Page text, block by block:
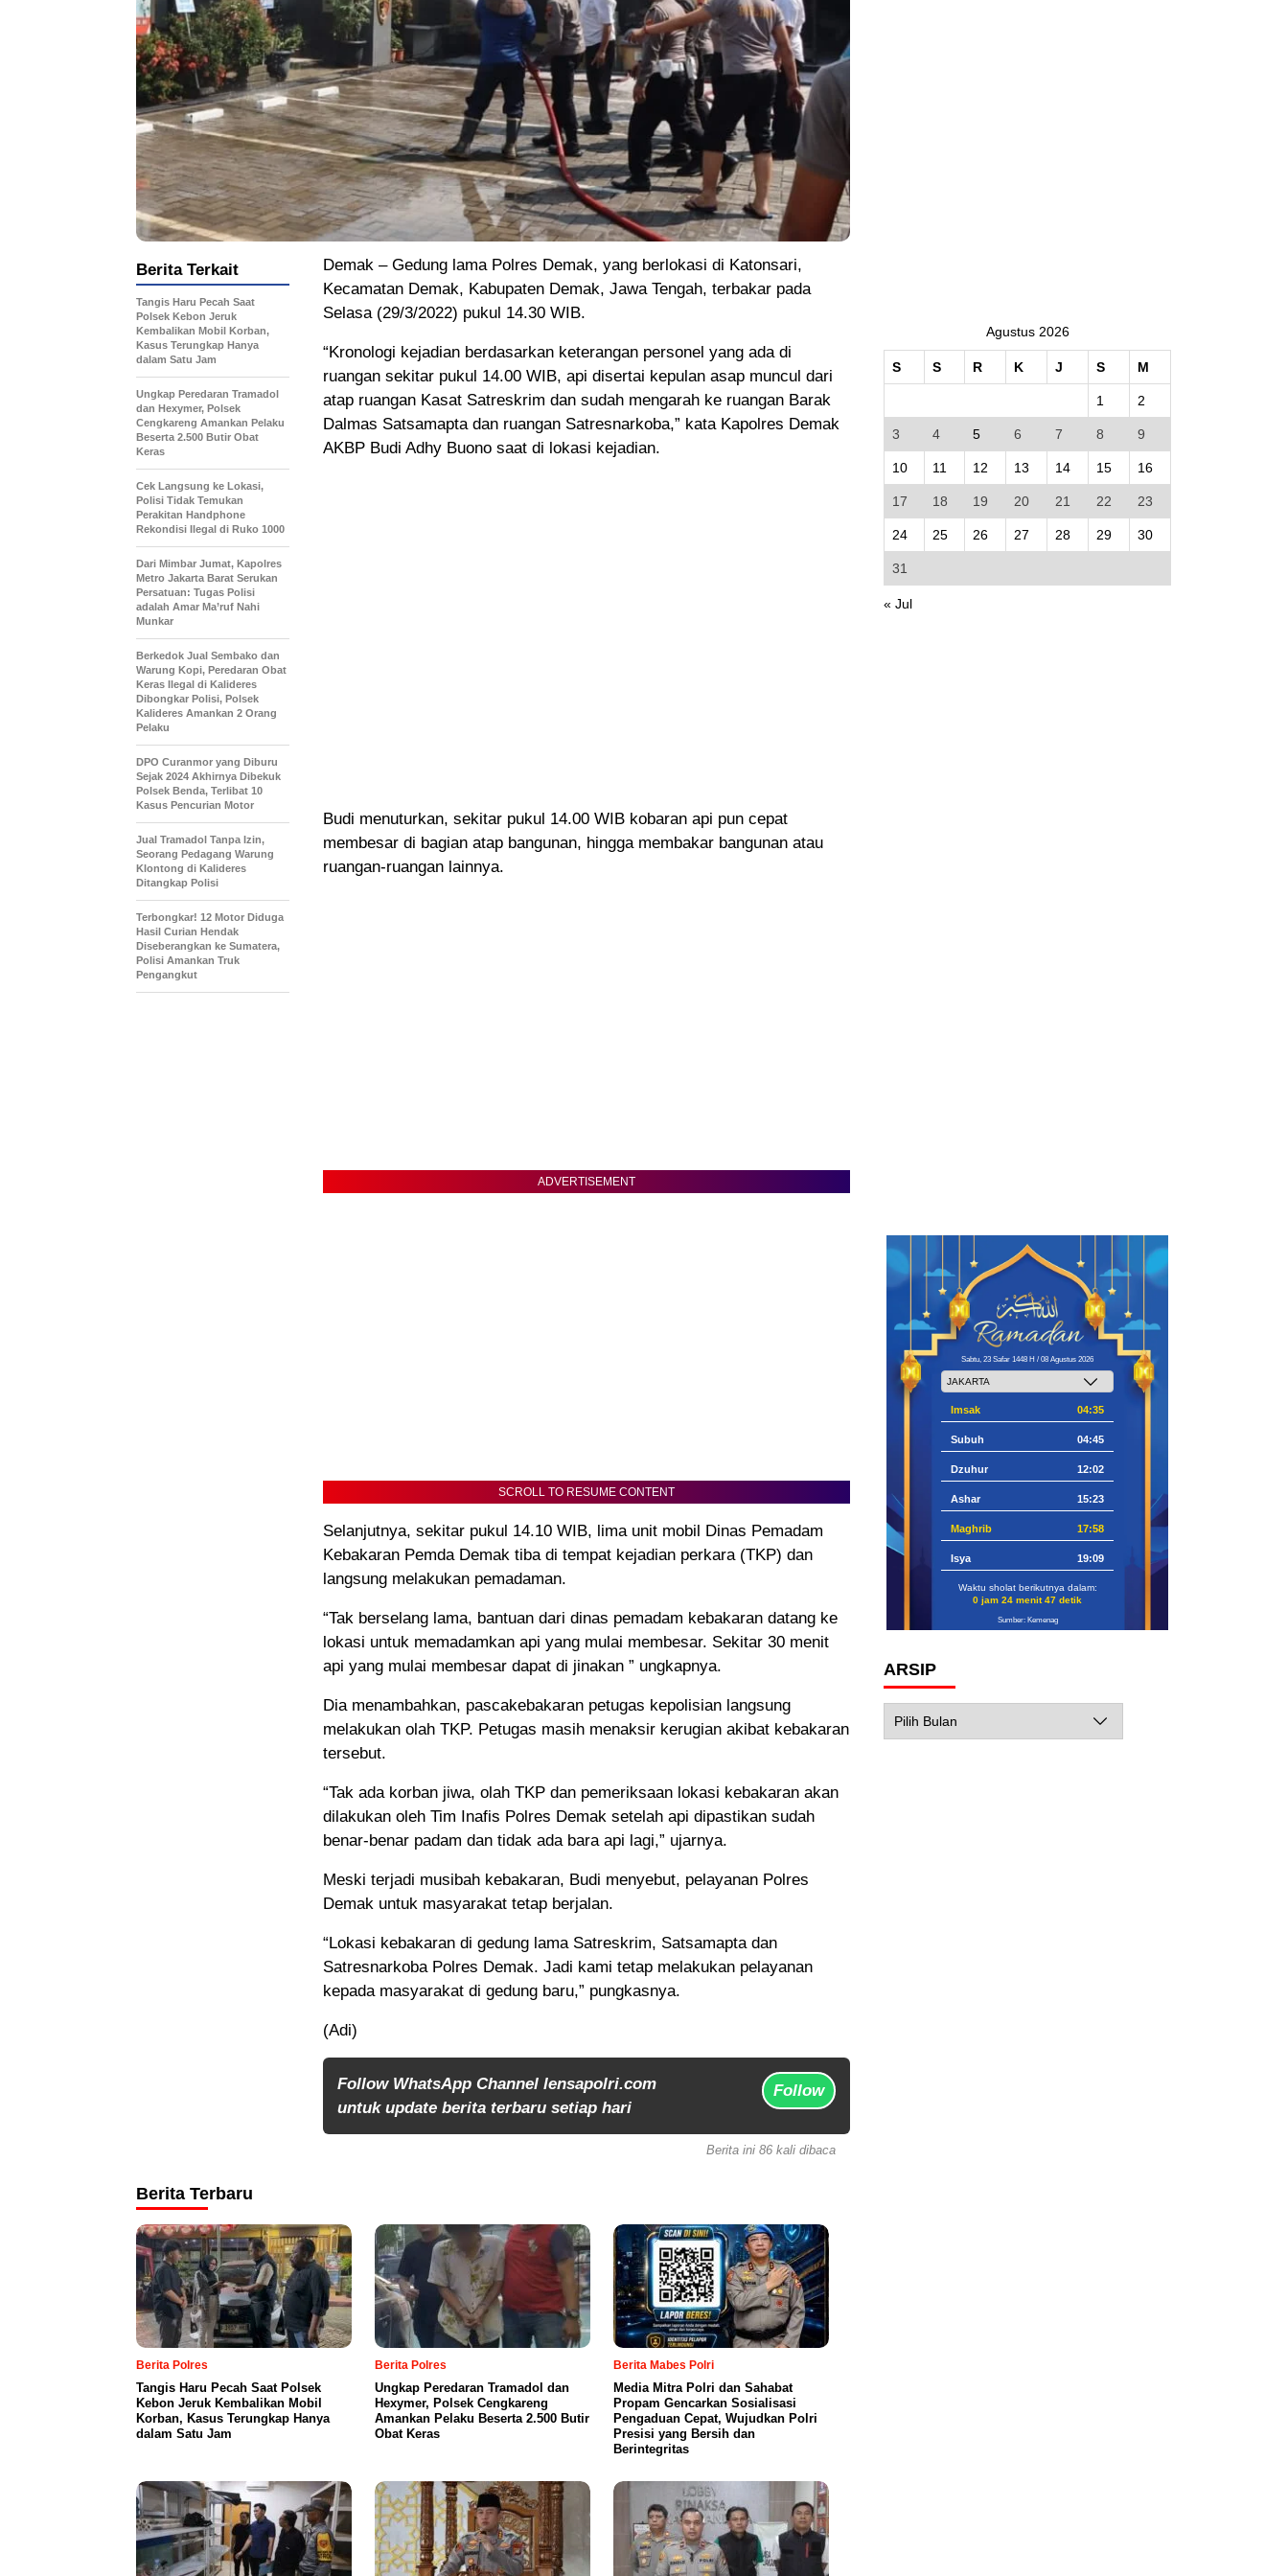
Demak – Gedung lama Polres Demak, yang berlokasi di Katonsari,
Kecamatan Demak, Kabupaten Demak, Jawa Tengah, terbakar pada
Selasa (29/3/2022) pukul 14.30 WIB.
“Kronologi kejadian berdasarkan keterangan personel yang ada di
ruangan sekitar pukul 14.00 WIB, api disertai kepulan asap muncul dari
atap ruangan Kasat Satreskrim dan sudah mengarah ke ruangan Barak
Dalmas Satsamapta dan ruangan Satresnarkoba,” kata Kapolres Demak
AKBP Budi Adhy Buono saat di lokasi kejadian.
Budi menuturkan, sekitar pukul 14.00 WIB kobaran api pun cepat
membesar di bagian atap bangunan, hingga membakar bangunan atau
ruangan-ruangan lainnya.
ADVERTISEMENT
SCROLL TO RESUME CONTENT
Selanjutnya, sekitar pukul 14.10 WIB, lima unit mobil Dinas Pemadam
Kebakaran Pemda Demak tiba di tempat kejadian perkara (TKP) dan
langsung melakukan pemadaman.
“Tak berselang lama, bantuan dari dinas pemadam kebakaran datang ke
lokasi untuk memadamkan api yang mulai membesar. Sekitar 30 menit
api yang mulai membesar dapat di jinakan ” ungkapnya.
Dia menambahkan, pascakebakaran petugas kepolisian langsung
melakukan olah TKP. Petugas masih menaksir kerugian akibat kebakaran
tersebut.
“Tak ada korban jiwa, olah TKP dan pemeriksaan lokasi kebakaran akan
dilakukan oleh Tim Inafis Polres Demak setelah api dipastikan sudah
benar-benar padam dan tidak ada bara api lagi,” ujarnya.
Meski terjadi musibah kebakaran, Budi menyebut, pelayanan Polres
Demak untuk masyarakat tetap berjalan.
“Lokasi kebakaran di gedung lama Satreskrim, Satsamapta dan
Satresnarkoba Polres Demak. Jadi kami tetap melakukan pelayanan
kepada masyarakat di gedung baru,” pungkasnya.
(Adi)
Follow WhatsApp Channel lensapolri.com
untuk update berita terbaru setiap hari
Follow
Berita Terkait
Tangis Haru Pecah Saat
Polsek Kebon Jeruk
Kembalikan Mobil Korban,
Kasus Terungkap Hanya
dalam Satu Jam
Ungkap Peredaran Tramadol
dan Hexymer, Polsek
Cengkareng Amankan Pelaku
Beserta 2.500 Butir Obat
Keras
Cek Langsung ke Lokasi,
Polisi Tidak Temukan
Perakitan Handphone
Rekondisi Ilegal di Ruko 1000
Dari Mimbar Jumat, Kapolres
Metro Jakarta Barat Serukan
Persatuan: Tugas Polisi
adalah Amar Ma’ruf Nahi
Munkar
Berkedok Jual Sembako dan
Warung Kopi, Peredaran Obat
Keras Ilegal di Kalideres
Dibongkar Polisi, Polsek
Kalideres Amankan 2 Orang
Pelaku
DPO Curanmor yang Diburu
Sejak 2024 Akhirnya Dibekuk
Polsek Benda, Terlibat 10
Kasus Pencurian Motor
Jual Tramadol Tanpa Izin,
Seorang Pedagang Warung
Klontong di Kalideres
Ditangkap Polisi
Terbongkar! 12 Motor Diduga
Hasil Curian Hendak
Diseberangkan ke Sumatera,
Polisi Amankan Truk
Pengangkut
Berita ini 86 kali dibaca
Berita Terbaru
Berita Polres
Tangis Haru Pecah Saat Polsek
Kebon Jeruk Kembalikan Mobil
Korban, Kasus Terungkap Hanya
dalam Satu Jam
Berita Polres
Ungkap Peredaran Tramadol dan
Hexymer, Polsek Cengkareng
Amankan Pelaku Beserta 2.500 Butir
Obat Keras
Berita Mabes Polri
Media Mitra Polri dan Sahabat
Propam Gencarkan Sosialisasi
Pengaduan Cepat, Wujudkan Polri
Presisi yang Bersih dan
Berintegritas
Agustus 2026
S S R K J S M
1 2
3 4 5 6 7 8 9
10 11 12 13 14 15 16
17 18 19 20 21 22 23
24 25 26 27 28 29 30
31
« Jul
Sabtu, 23 Safar 1448 H / 08 Agustus 2026
Imsak 04:35
Subuh 04:45
Dzuhur 12:02
Ashar 15:23
Maghrib 17:58
Isya 19:09
Waktu sholat berikutnya dalam:
0 jam 24 menit 46 detik
Sumber: Kemenag
ARSIP